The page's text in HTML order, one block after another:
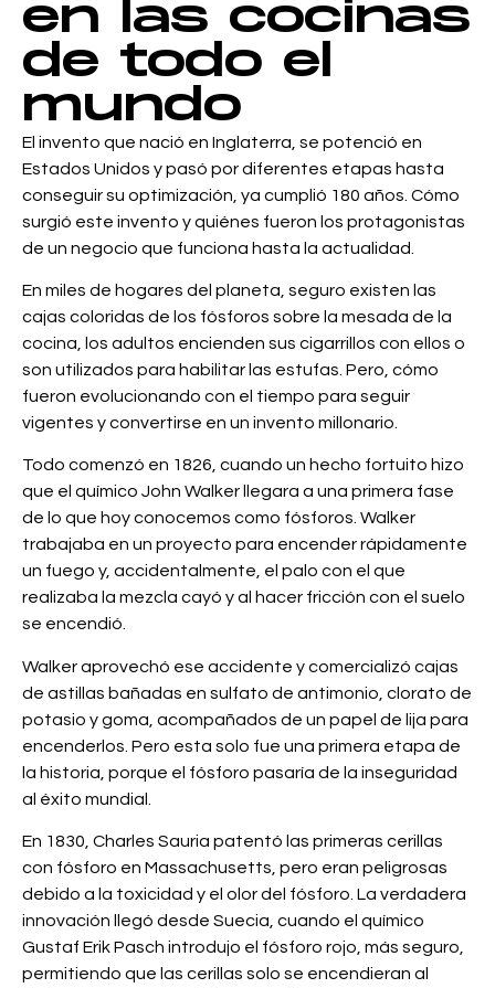
en las cocinas
de todo el
mundo
El invento que nació en Inglaterra, se potenció en
Estados Unidos y pasó por diferentes etapas hasta
conseguir su optimización, ya cumplió 180 años. Cómo
surgió este invento y quiénes fueron los protagonistas
de un negocio que funciona hasta la actualidad.
En miles de hogares del planeta, seguro existen las
cajas coloridas de los fósforos sobre la mesada de la
cocina, los adultos encienden sus cigarrillos con ellos o
son utilizados para habilitar las estufas. Pero, cómo
fueron evolucionando con el tiempo para seguir
vigentes y convertirse en un invento millonario.
Todo comenzó en 1826, cuando un hecho fortuito hizo
que el químico John Walker llegara a una primera fase
de lo que hoy conocemos como fósforos. Walker
trabajaba en un proyecto para encender rápidamente
un fuego y, accidentalmente, el palo con el que
realizaba la mezcla cayó y al hacer fricción con el suelo
se encendió.
Walker aprovechó ese accidente y comercializó cajas
de astillas bañadas en sulfato de antimonio, clorato de
potasio y goma, acompañados de un papel de lija para
encenderlos. Pero esta solo fue una primera etapa de
la historia, porque el fósforo pasaría de la inseguridad
al éxito mundial.
En 1830, Charles Sauria patentó las primeras cerillas
con fósforo en Massachusetts, pero eran peligrosas
debido a la toxicidad y el olor del fósforo. La verdadera
innovación llegó desde Suecia, cuando el químico
Gustaf Erik Pasch introdujo el fósforo rojo, más seguro,
permitiendo que las cerillas solo se encendieran al